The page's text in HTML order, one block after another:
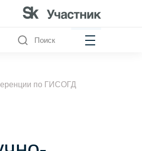
Поиск
по ГИСОГД